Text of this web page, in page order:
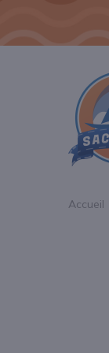
Accueil